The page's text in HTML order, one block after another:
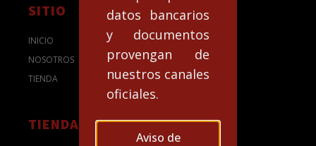
datos bancarios
y documentos
provengan de
nuestros canales
oficiales.
Aviso de
SITIO
INICIO
NOSOTROS
TIENDA
TIENDA